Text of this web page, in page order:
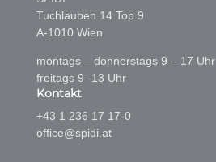
Tuchlauben 14 Top 9
A-1010 Wien
montags – donnerstags 9 – 17 Uhr
freitags 9 -13 Uhr
Kontakt
+43 1 236 17 17-0
office@spidi.at